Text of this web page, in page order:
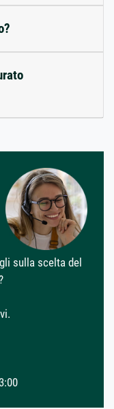
sulla scelta del